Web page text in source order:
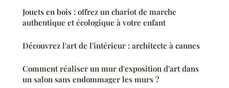
Jouets en bois : offrez un chariot de marche
authentique et écologique à votre enfant
Découvrez l'art de l'intérieur : architecte à cannes
Comment réaliser un mur d'exposition d'art dans
un salon sans endommager les murs ?